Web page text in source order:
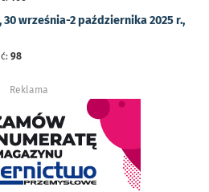
września-2 października 2025 r.,
98
Reklama